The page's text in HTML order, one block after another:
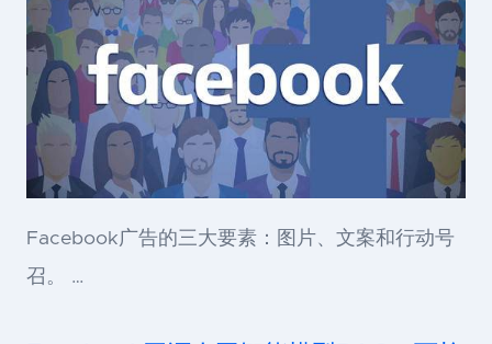
Facebook广告的三大要素：图片、文案和行动号
召。 …